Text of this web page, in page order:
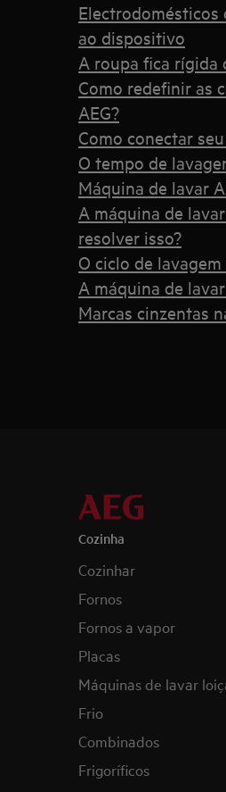
Electrodomésticos
ao dispositivo
A roupa fica rígida
Como redefinir as
AEG?
Como conectar
O tempo de
Máquina de lavar
A máquina de
resolver isso?
O ciclo de
A máquina de
Marcas cinzentas
Cozinha
Cozinhar
Fornos
Fornos a vapor
Placas
Máquinas de lavar
Frio
Combinados
Frigoríficos